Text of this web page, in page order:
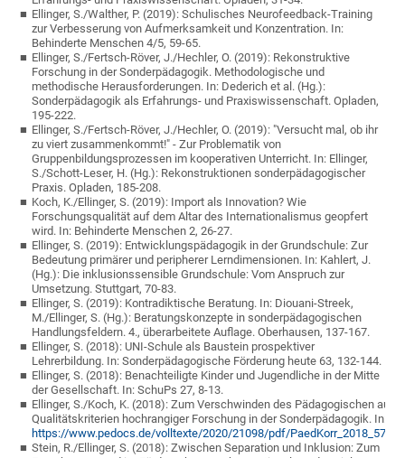
Ellinger, S./Walther, P. (2019): Schulisches Neurofeedback-Training
zur Verbesserung von Aufmerksamkeit und Konzentration. In:
Behinderte Menschen 4/5, 59-65.
Ellinger, S./Fertsch-Röver, J./Hechler, O. (2019): Rekonstruktive
Forschung in der Sonderpädagogik. Methodologische und
methodische Herausforderungen. In: Dederich et al. (Hg.):
Sonderpädagogik als Erfahrungs- und Praxiswissenschaft. Opladen,
195-222.
Ellinger, S./Fertsch-Röver, J./Hechler, O. (2019): "Versucht mal, ob ihr
zu viert zusammenkommt!" - Zur Problematik von
Gruppenbildungsprozessen im kooperativen Unterricht. In: Ellinger,
S./Schott-Leser, H. (Hg.): Rekonstruktionen sonderpädagogischer
Praxis. Opladen, 185-208.
Koch, K./Ellinger, S. (2019): Import als Innovation? Wie
Forschungsqualität auf dem Altar des Internationalismus geopfert
wird. In: Behinderte Menschen 2, 26-27.
Ellinger, S. (2019): Entwicklungspädagogik in der Grundschule: Zur
Bedeutung primärer und peripherer Lerndimensionen. In: Kahlert, J.
(Hg.): Die inklusionssensible Grundschule: Vom Anspruch zur
Umsetzung. Stuttgart, 70-83.
Ellinger, S. (2019): Kontradiktische Beratung. In: Diouani-Streek,
M./Ellinger, S. (Hg.): Beratungskonzepte in sonderpädagogischen
Handlungsfeldern. 4., überarbeitete Auflage. Oberhausen, 137-167.
Ellinger, S. (2018): UNI-Schule als Baustein prospektiver
Lehrerbildung. In: Sonderpädagogische Förderung heute 63, 132-144.
Ellinger, S. (2018): Benachteiligte Kinder und Jugendliche in der Mitte
der Gesellschaft. In: SchuPs 27, 8-13.
Ellinger, S./Koch, K. (2018): Zum Verschwinden des Pädagogischen aus
Qualitätskriterien hochrangiger Forschung in der Sonderpädagogik. In:
https://www.pedocs.de/volltexte/2020/21098/pdf/
Stein, R./Ellinger, S. (2018): Zwischen Separation und Inklusion: Zum